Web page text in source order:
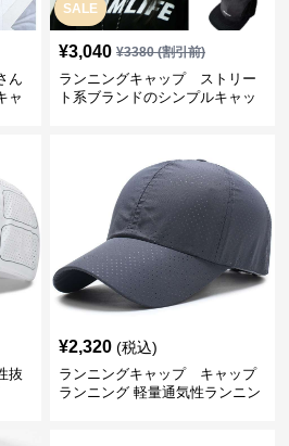
ん
ャ
SALE
¥3,040 ¥3380(割引前)
ランニングキャップ ストリー
ト系ブランドのシンプルキャッ
抜
¥2,320 (税込)
ランニングキャップ キャップ
ランニング 軽量通気性ランニン